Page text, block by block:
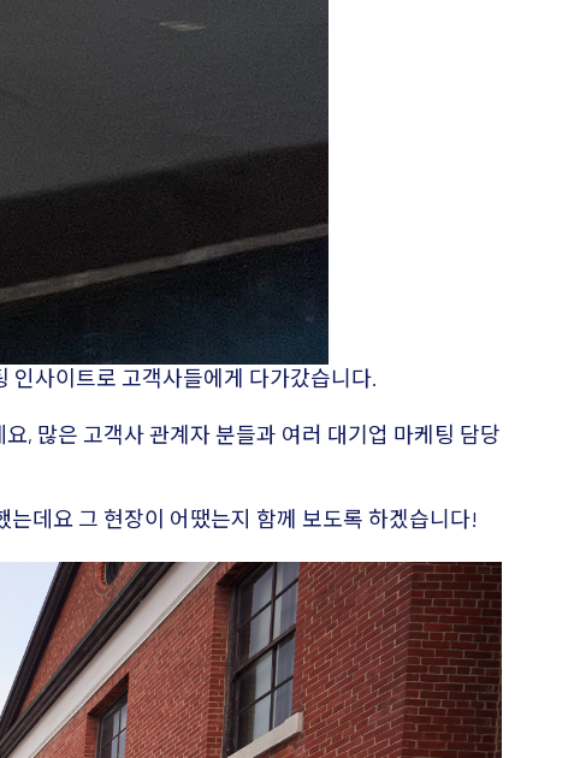
인사이트로 고객사들에게 다가갔습니다.
, 많은 고객사 관계자 분들과 여러 대기업 마케팅 담당
데요 그 현장이 어땠는지 함께 보도록 하겠습니다!